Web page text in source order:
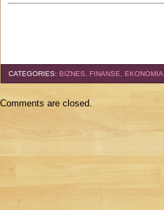
CATEGORIES: BIZNES, FINANSE, EKONOMIA
Comments are closed.